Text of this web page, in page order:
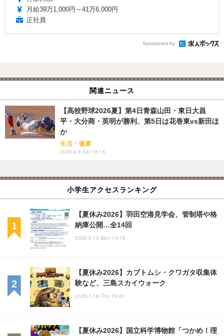
月給39万1,000円～41万6,000円
正社員
Sponsored by
関連ニュース
【高校野球2026夏】第4日青森山田・東日大昌
平・大分商・英明が勝利、第5日は花巻東vs新田ほ
か
生活・健康
2026.8.8 Sat 15:15
小学生アクセスランキング
【夏休み2026】羽田空港見学会、管制塔や格
納庫公開…全14回
2026.6.15 Mon 14:15
【夏休み2026】カブトムシ・クワガタ収集体
験など、三島スカイウォーク
2026.7.16 Thu 15:45
【夏休み2026】国立科学博物館「つかめ！理